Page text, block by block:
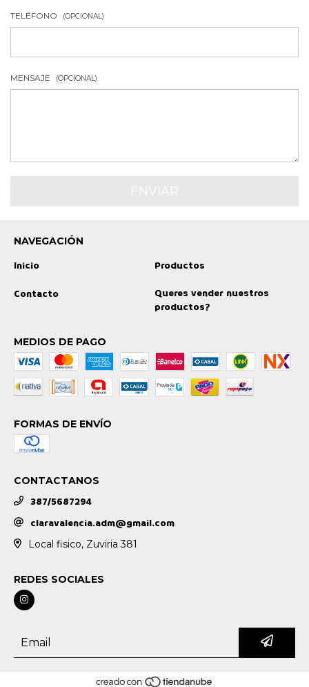
TELÉFONO (OPCIONAL)
MENSAJE (OPCIONAL)
NAVEGACIÓN
Inicio Productos
Contacto
Queres vender nuestros
productos?
MEDIOS DE PAGO
FORMAS DE ENVÍO
CONTACTANOS
387/5687294
claravalencia.adm@gmail.com
Local fisico, Zuviria 381
REDES SOCIALES